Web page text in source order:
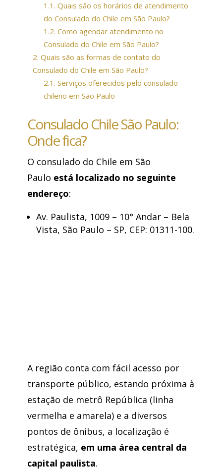
1.1. Quais são os horários de atendimento
do Consulado do Chile em São Paulo?
1.2. Como agendar atendimento no
Consulado do Chile em São Paulo?
2. Quais são as formas de contato do
Consulado do Chile em São Paulo?
2.1. Serviços oferecidos pelo consulado
chileno em São Paulo
Consulado Chile São Paulo:
Onde fica?
O consulado do Chile em São
Paulo está localizado no seguinte
endereço:
Av. Paulista, 1009 – 10° Andar – Bela
Vista, São Paulo – SP, CEP: 01311-100.
A região conta com fácil acesso por
transporte público, estando próxima à
estação de metrô República (linha
vermelha e amarela) e a diversos
pontos de ônibus, a localização é
estratégica, em uma área central da
capital paulista.